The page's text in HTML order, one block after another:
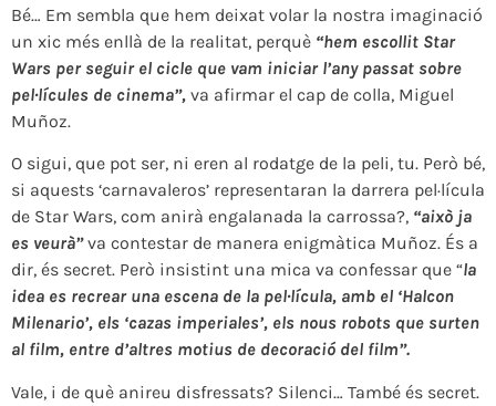
Bé… Em sembla que hem deixat volar la nostra imaginació
un xic més enllà de la realitat, perquè “hem escollit Star
Wars per seguir el cicle que vam iniciar l’any passat sobre
pel·lícules de cinema”, va afirmar el cap de colla, Miguel
Muñoz.
O sigui, que pot ser, ni eren al rodatge de la peli, tu. Però bé,
si aquests ‘carnavaleros’ representaran la darrera pel·lícula
de Star Wars, com anirà engalanada la carrossa?, “això ja
es veurà”va contestar de manera enigmàtica Muñoz. És a
dir, és secret. Però insistint una mica va confessar que “la
idea es recrear una escena de la pel·lícula, amb el ‘Halcon
Milenario’, els ‘cazas imperiales’, els nous robots que surten
al film, entre d’altres motius de decoració del film”.
Vale, i de què anireu disfressats? Silenci… També és secret.